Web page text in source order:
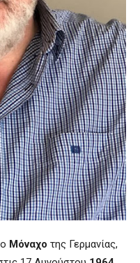
Μόναχο της Γερμανίας,